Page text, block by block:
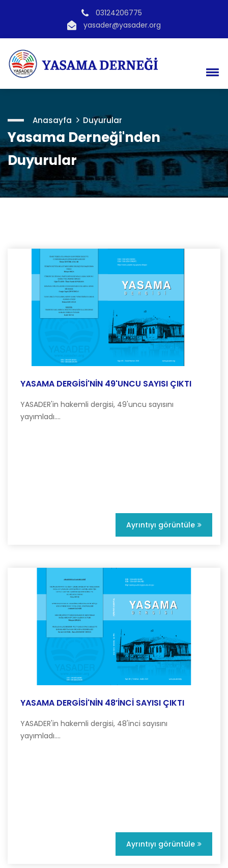
03124206775
yasader@yasader.org
Anasayfa Duyurular
Yasama Derneği'nden
Duyurular
YASAMA DERGİSİ'NİN 49'UNCU SAYISI ÇIKTI
YASADER'in hakemli dergisi, 49'uncu sayısını
yayımladı....
Ayrıntıyı görüntüle
YASAMA DERGİSİ'NİN 48’İNCİ SAYISI ÇIKTI
YASADER'in hakemli dergisi, 48'inci sayısını
yayımladı....
Ayrıntıyı görüntüle